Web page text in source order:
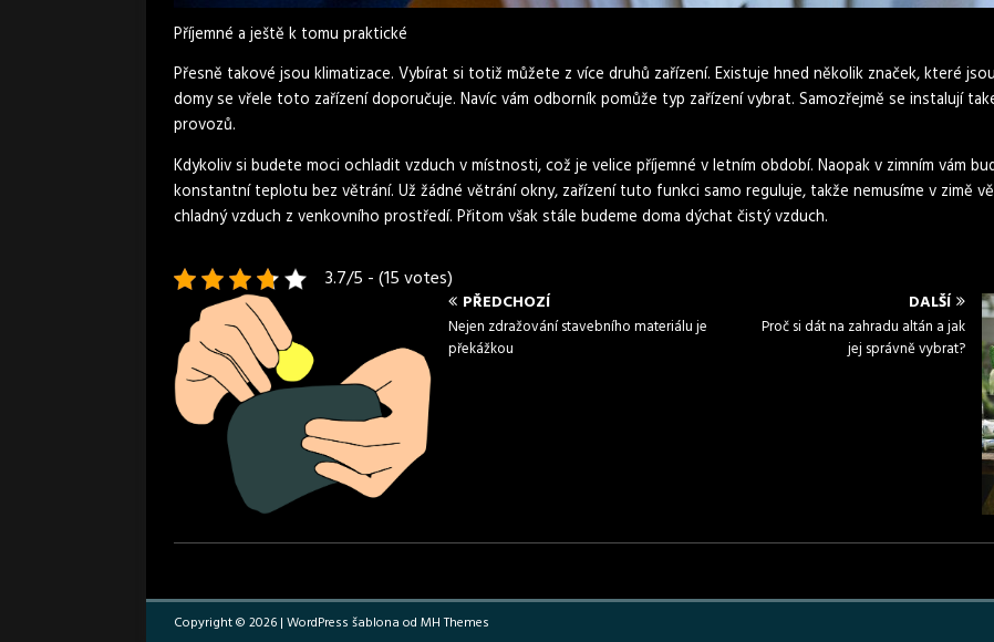
Příjemné a ještě k tomu praktické
Přesně takové jsou klimatizace. Vybírat si totiž můžete z více druhů zařízení. Existuje hned několik značek, které
domy se vřele toto zařízení doporučuje. Navíc vám odborník pomůže typ zařízení vybrat. Samozřejmě se instalují
provozů.
Kdykoliv si budete moci ochladit vzduch v místnosti, což je velice příjemné v letním období. Naopak v zimním vám
konstantní teplotu bez větrání. Už žádné větrání okny, zařízení tuto funkci samo reguluje, takže nemusíme v zimě
chladný vzduch z venkovního prostředí. Přitom však stále budeme doma dýchat čistý vzduch.
3.7/5 - (15 votes)
PŘEDCHOZÍ
Nejen zdražování stavebního materiálu je
překážkou
DALŠÍ
Proč si dát na zahradu altán a jak
jej správně vybrat?
Copyright © 2026 | WordPress šablona od MH Themes